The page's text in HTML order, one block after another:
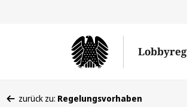
zurück zu: Regelungsvorhaben